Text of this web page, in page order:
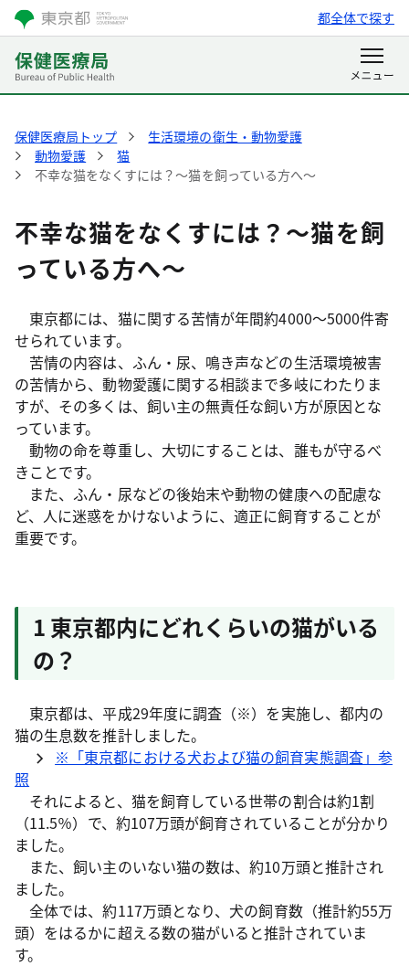
都全体で探す
保健医療局トップ
生活環境の衛生・動物愛護
動物愛護
猫
不幸な猫をなくすには？～猫を飼っている方へ～
不幸な猫をなくすには？～猫を飼
っている方へ～
東京都には、猫に関する苦情が年間約4000～5000件寄
せられています。
苦情の内容は、ふん・尿、鳴き声などの生活環境被害
の苦情から、動物愛護に関する相談まで多岐にわたりま
すが、その多くは、飼い主の無責任な飼い方が原因とな
っています。
動物の命を尊重し、大切にすることは、誰もが守るべ
きことです。
また、ふん・尿などの後始末や動物の健康への配慮な
ど、人に迷惑をかけないように、適正に飼育することが
重要です。
1 東京都内にどれくらいの猫がいる
の？
東京都は、平成29年度に調査（※）を実施し、都内の
猫の生息数を推計しました。
※「東京都における犬および猫の飼育実態調査」参
照
それによると、猫を飼育している世帯の割合は約1割
（11.5％）で、約107万頭が飼育されていることが分かり
ました。
また、飼い主のいない猫の数は、約10万頭と推計され
ました。
全体では、約117万頭となり、犬の飼育数（推計約55万
頭）をはるかに超える数の猫がいると推計されていま
す。